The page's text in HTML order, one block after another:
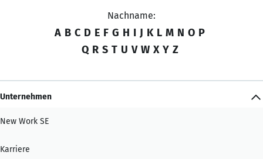
Nachname:
A B C D E F G H I J K L M N O P
Q R S T U V W X Y Z
Unternehmen
New Work SE
Karriere